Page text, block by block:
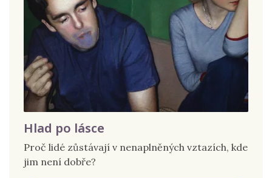
Hlad po lásce
Proč lidé zůstávají v nenaplněných vztazích, kde
jim není dobře?